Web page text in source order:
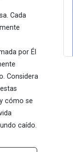
Cada
por Él
Considera
cómo se
caído.